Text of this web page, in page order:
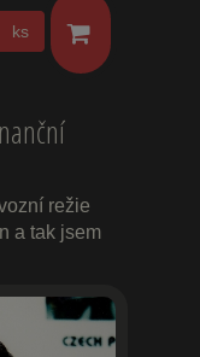
ks
režie
a tak jsem